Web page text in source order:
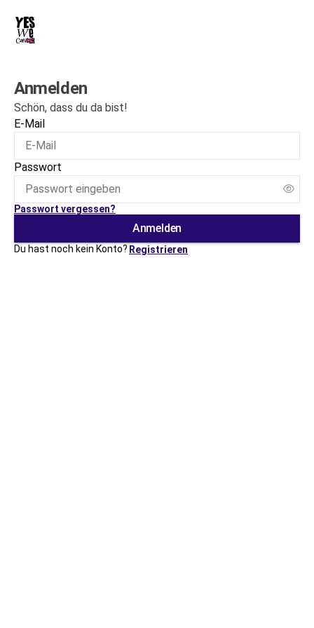
Anmelden
Schön, dass du da bist!
E-Mail
Passwort
Passwort vergessen?
Anmelden
Du hast noch kein Konto? Registrieren